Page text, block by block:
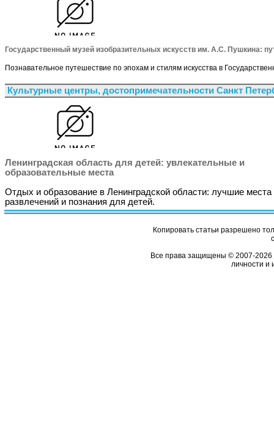
Государственный музей изобразительных искусств им. А.С. Пушкина:
Познавательное путешествие по эпохам и стилям искусства в
Культурные центры, достопримечательности Санкт
Ленинградская область для детей: увлекательные и
образовательные места
Отдых и образование в Ленинградской области: лучшие
развлечений и познания для детей.
Копировать статьи разрешено
Все права защищены © 2007-2026
личности и